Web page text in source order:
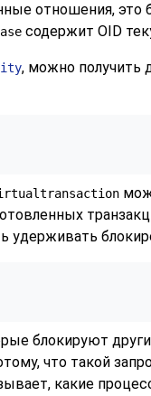
отношения,
содержит OID
, можно получить
блокируют
что такой
какие